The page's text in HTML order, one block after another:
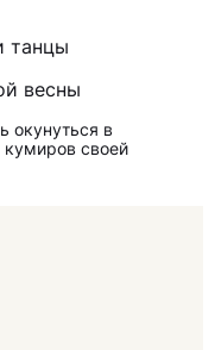
танцы
весны
окунуться в
кумиров своей